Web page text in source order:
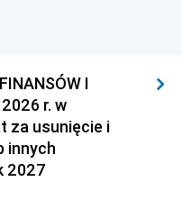
I
r. w
za usunięcie i
innych
2027